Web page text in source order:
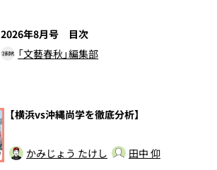
2026年8月号 目次
「文藝春秋」編集部
【横浜vs沖縄尚学を徹底分析】
かみじょう たけし 田中 仰